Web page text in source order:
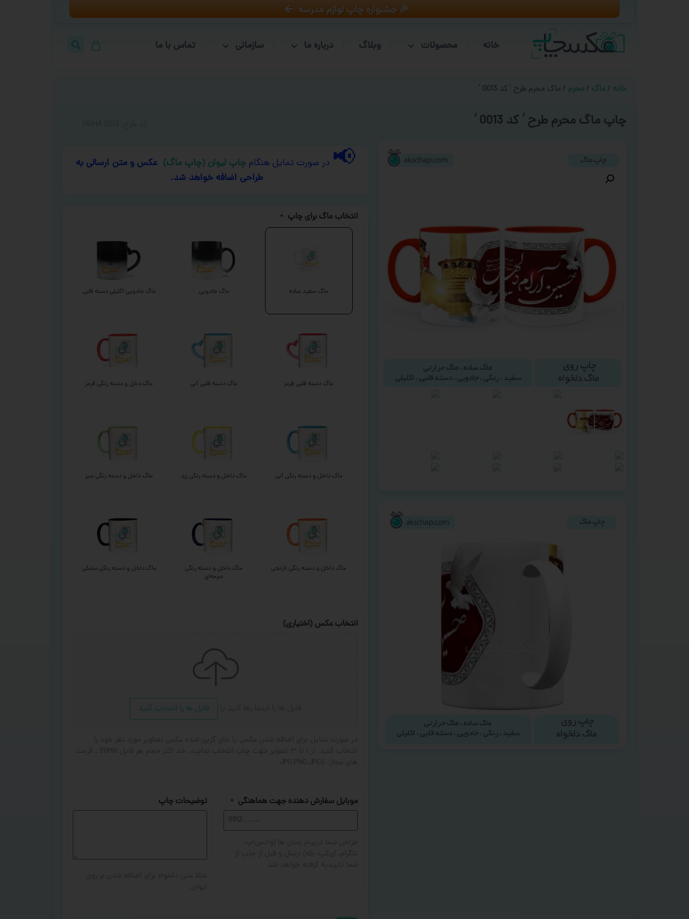
🎉 جشنواره چاپ لوازم مدرسه
خانه محصولات وبلاگ درباره ما سازمانی تماس با ما
خانه / ماگ / محرم / ماگ محرم طرح ‘ کد 0013 ‘
چاپ ماگ محرم طرح ‘ کد 0013 ‘
📢 در صورت تمایل هنگام چاپ لیوان (چاپ ماگ) عکس و متن ارسالی به
طراحی اضافه خواهد شد.
انتخاب ماگ برای چاپ *
ماگ سفید ساده ماگ جادویی ماگ جادویی اکلیلی دسته قلبی
ماگ دسته قلبی قرمز ماگ دسته قلبی آبی ماگ دخل و دسته رنگی قرمز
ماگ داخل و دسته رنگی آبی ماگ داخل و دسته رنگی زرد ماگ داخل و دسته رنگی سبز
ماگ داخل و دسته رنگی نارنجی
ماگ داخل و دسته رنگی
سرمه‌ای
ماگ داخل و دسته رنگی مشکی
انتخاب عکس (اختیاری)
فایل ها را انتخاب کنید
موبایل سفارش دهنده جهت هماهنگی * توضیحات چاپ